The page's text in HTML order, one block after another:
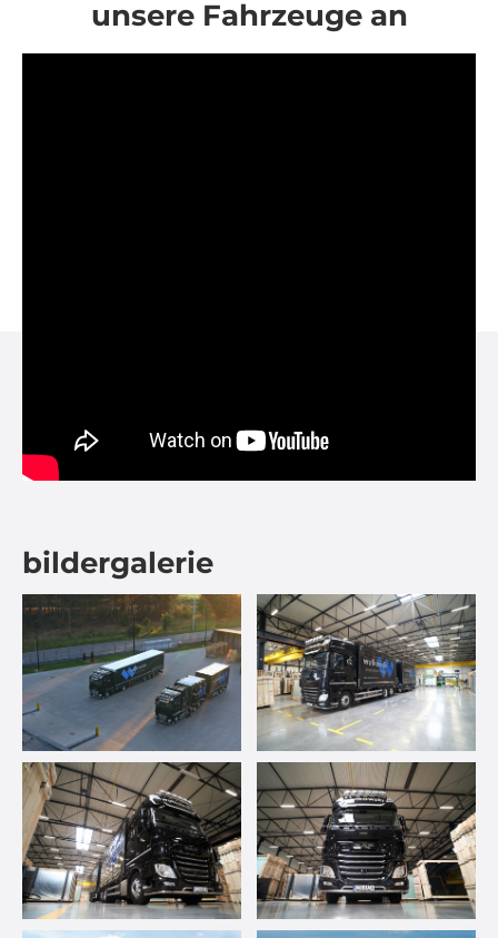
unsere Fahrzeuge an
bildergalerie